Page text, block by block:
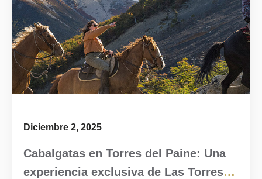
Diciembre 2, 2025
Cabalgatas en Torres del Paine: Una
experiencia exclusiva de Las Torres